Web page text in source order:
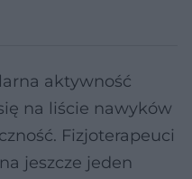
aktywność
na liście nawyków
Fizjoterapeuci
jeszcze jeden